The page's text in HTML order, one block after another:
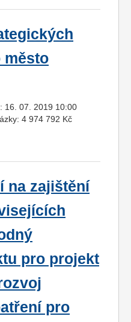
město
16. 07. 2019 10:00
4 974 792 Kč
na zajištění
pro projekt
pro